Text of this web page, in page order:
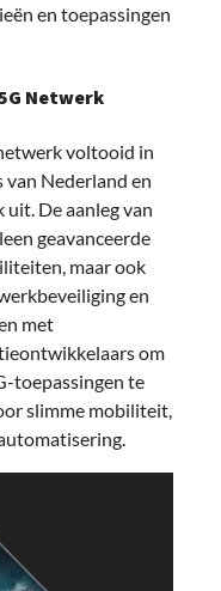
en toepassingen
Netwerk
voltooid in
van Nederland en
De aanleg van
geavanceerde
maar ook
en
met
om
toepassingen te
slimme mobiliteit,